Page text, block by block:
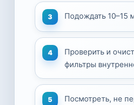
Подождать 10–15
Проверить и
фильтры
Посмотреть, не